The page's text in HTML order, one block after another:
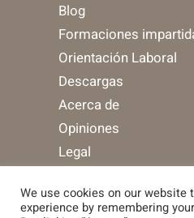
Blog
Formaciones
Orientación Laboral
Descargas
Acerca de
Opiniones
Legal
Diseñado con Wordpress (y con mucho
We use cookies on our website
experience by remembering